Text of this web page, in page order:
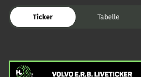
Ticker Tabelle